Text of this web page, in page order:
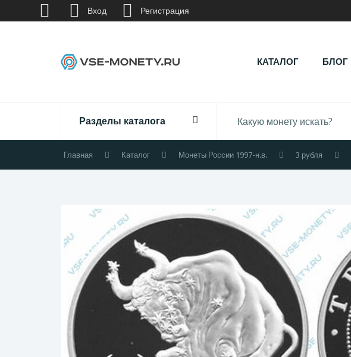
КАТАЛОГ БЛОГ
Разделы каталога
Главная Каталог Монеты России 1997-н.в. 3 рубля
Вход Регистрация